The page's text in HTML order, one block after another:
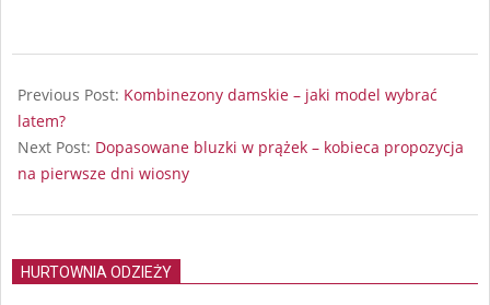
03-
10
Previous Post: Kombinezony damskie – jaki model wybrać
latem?
Next Post: Dopasowane bluzki w prążek – kobieca propozycja
na pierwsze dni wiosny
HURTOWNIA ODZIEŻY